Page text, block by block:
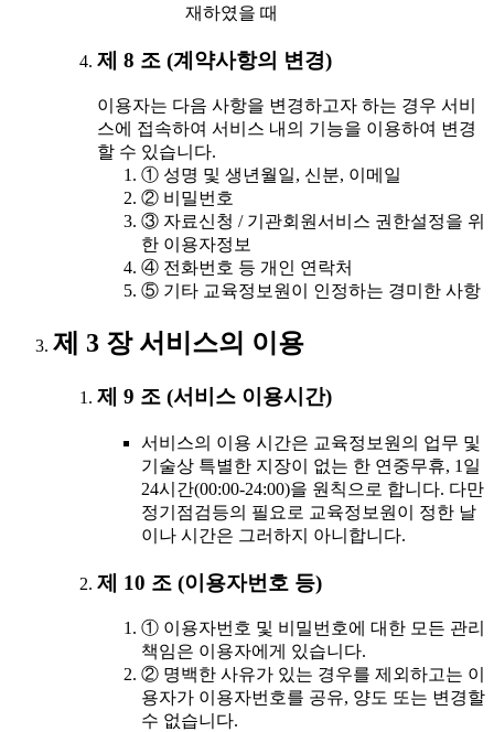
재하였을 때
제 8 조 (계약사항의 변경)
이용자는 다음 사항을 변경하고자 하는 경우 서비
스에 접속하여 서비스 내의 기능을 이용하여 변경
할 수 있습니다.
① 성명 및 생년월일, 신분, 이메일
② 비밀번호
③ 자료신청 / 기관회원서비스 권한설정을 위
한 이용자정보
④ 전화번호 등 개인 연락처
⑤ 기타 교육정보원이 인정하는 경미한 사항
제 3 장 서비스의 이용
제 9 조 (서비스 이용시간)
서비스의 이용 시간은 교육정보원의 업무 및
기술상 특별한 지장이 없는 한 연중무휴, 1일
24시간(00:00-24:00)을 원칙으로 합니다. 다만
정기점검등의 필요로 교육정보원이 정한 날
이나 시간은 그러하지 아니합니다.
제 10 조 (이용자번호 등)
① 이용자번호 및 비밀번호에 대한 모든 관리
책임은 이용자에게 있습니다.
② 명백한 사유가 있는 경우를 제외하고는 이
용자가 이용자번호를 공유, 양도 또는 변경할
수 없습니다.